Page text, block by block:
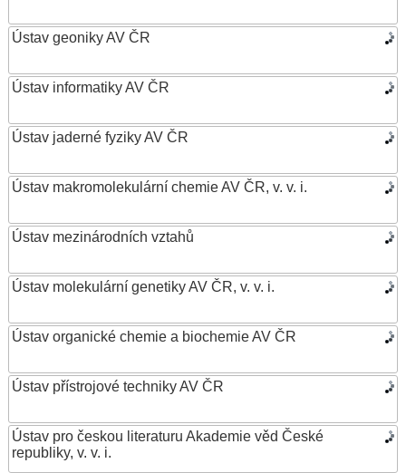
Ústav geoniky AV ČR
Ústav informatiky AV ČR
Ústav jaderné fyziky AV ČR
Ústav makromolekulární chemie AV ČR, v. v. i.
Ústav mezinárodních vztahů
Ústav molekulární genetiky AV ČR, v. v. i.
Ústav organické chemie a biochemie AV ČR
Ústav přístrojové techniky AV ČR
Ústav pro českou literaturu Akademie věd České
republiky, v. v. i.